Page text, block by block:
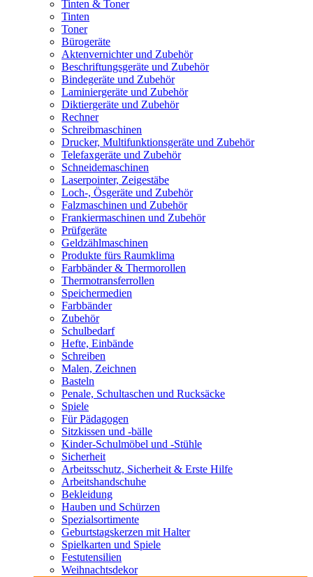
Tinten & Toner
Tinten
Toner
Bürogeräte
Aktenvernichter und Zubehör
Beschriftungsgeräte und Zubehör
Bindegeräte und Zubehör
Laminiergeräte und Zubehör
Diktiergeräte und Zubehör
Rechner
Schreibmaschinen
Drucker, Multifunktionsgeräte und Zubehör
Telefaxgeräte und Zubehör
Schneidemaschinen
Laserpointer, Zeigestäbe
Loch-, Ösgeräte und Zubehör
Falzmaschinen und Zubehör
Frankiermaschinen und Zubehör
Prüfgeräte
Geldzählmaschinen
Produkte fürs Raumklima
Farbbänder & Thermorollen
Thermotransferrollen
Speichermedien
Farbbänder
Zubehör
Schulbedarf
Hefte, Einbände
Schreiben
Malen, Zeichnen
Basteln
Penale, Schultaschen und Rucksäcke
Spiele
Für Pädagogen
Sitzkissen und -bälle
Kinder-Schulmöbel und -Stühle
Sicherheit
Arbeitsschutz, Sicherheit & Erste Hilfe
Arbeitshandschuhe
Bekleidung
Hauben und Schürzen
Spezialsortimente
Geburtstagskerzen mit Halter
Spielkarten und Spiele
Festutensilien
Weihnachtsdekor